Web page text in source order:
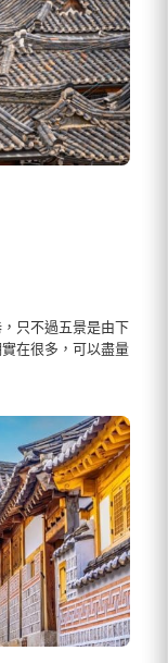
只不過五景是由下
在很多，可以盡量